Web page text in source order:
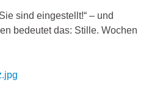
sind eingestellt!“ – und
bedeutet das: Stille. Wochen